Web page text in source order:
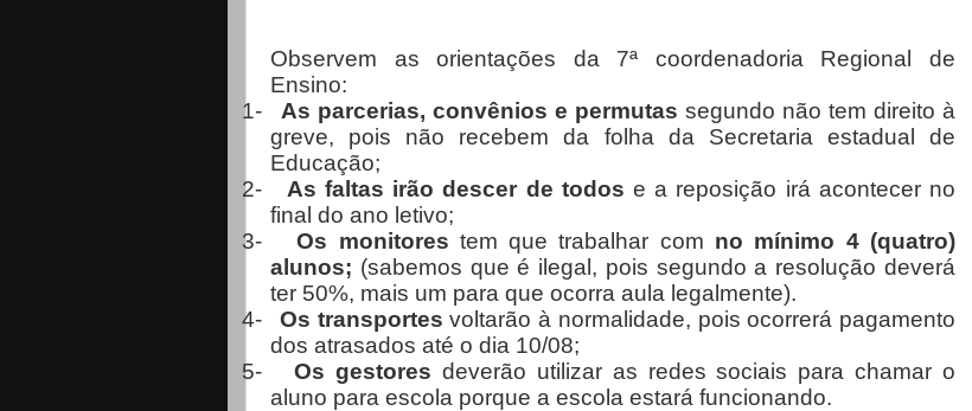
Observem as orientações da 7ª coordenadoria Regional de
Ensino:
1-
As parcerias, convênios e permutas segundo não tem direito à
greve, pois não recebem da folha da Secretaria estadual de
Educação;
2-
As faltas irão descer de todos e a reposição irá acontecer no
final do ano letivo;
3-
Os monitores tem que trabalhar com no mínimo 4 (quatro)
alunos; (sabemos que é ilegal, pois segundo a resolução deverá
ter 50%, mais um para que ocorra aula legalmente).
4-
Os transportes voltarão à normalidade, pois ocorrerá pagamento
dos atrasados até o dia 10/08;
5-
Os gestores deverão utilizar as redes sociais para chamar o
aluno para escola porque a escola estará funcionando.